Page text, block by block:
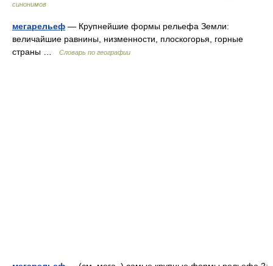
синонимов
мегарельеф — Крупнейшие формы рельефа Земли:
величайшие равнины, низменности, плоскогорья, горные
страны …
Словарь по географии